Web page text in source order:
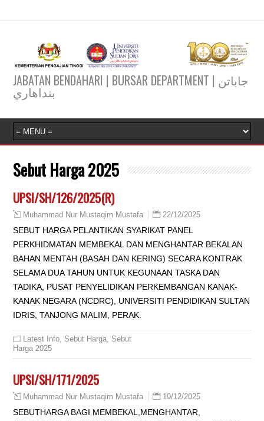
JABATAN BENDAHARI | BURSAR DEPARTMENT | جاباتن
بنداهاري
Sebut Harga 2025
UPSI/SH/126/2025(R)
Muhammad Nur Mustaqim Mustafa 22/12/2025
SEBUT HARGA PELANTIKAN SYARIKAT PANEL
PERKHIDMATAN MEMBEKAL DAN MENGHANTAR BEKALAN
BAHAN MENTAH (BASAH DAN KERING) SECARA KONTRAK
SELAMA DUA TAHUN UNTUK KEGUNAAN TASKA DAN
TADIKA, PUSAT PENYELIDIKAN PERKEMBANGAN KANAK-
KANAK NEGARA (NCDRC), UNIVERSITI PENDIDIKAN SULTAN
IDRIS, TANJONG MALIM, PERAK.
Latest Info, Sebut Harga, Sebut
Harga 2025
UPSI/SH/171/2025
Muhammad Nur Mustaqim Mustafa 19/12/2025
SEBUTHARGA BAGI MEMBEKAL,MENGHANTAR,